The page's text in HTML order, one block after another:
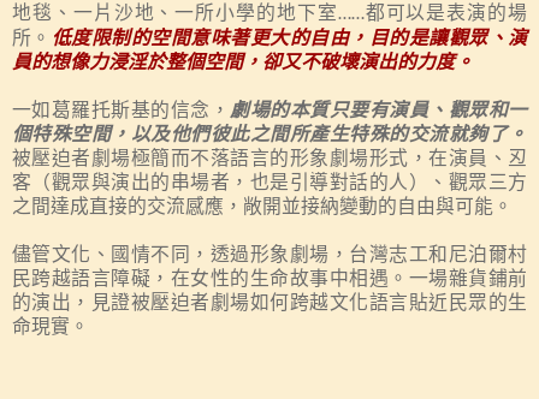
地毯、一片 沙地、一所小學的地下室……都可以是表演的場
所。 低度限制的空間意味著更大的自由，目的是讓觀眾、演
員的想像力浸淫於整個空間，卻又不破壞演出的力度。
一如葛羅托斯基的信念， 劇場的本質只要有演員、觀眾和一
個特殊空間，以及他們彼此之間所產生特殊的交流就夠了。
被壓迫者劇場極簡而不落語言的形象劇場形式，在演員、丒
客（觀眾與演出的串場者，也是引導對話的人）、觀眾三方
之間達成直接的交流感應，敞開並接納變動的自由與可能。
儘管文化、國情不同，透過形象劇場，台灣志工和尼泊爾村
民跨越語言障礙，在女性的生命故事中相遇。一場雜貨鋪前
的演出，見證被壓迫者劇場如何跨越文化語言貼近民眾的生
命現實。